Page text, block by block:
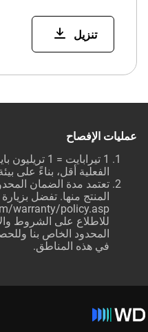
تنزيل
عمليات الإفصاح
1 تيرابايت
الفعلية أقل، بناءً على
تعتمد مدة الضمان
المنتج منها. تفضل
warranty/policy.asp
للاطلاع على الشروط
المحدود الخاص بنا
في هذه المناطق.